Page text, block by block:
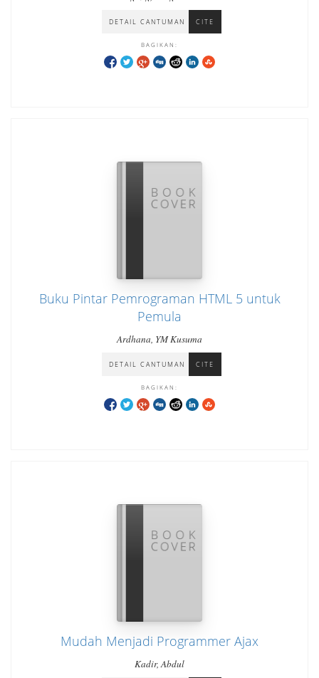
DETAIL CANTUMAN CITE
BAGIKAN:
Buku Pintar Pemrograman HTML 5 untuk
Pemula
Ardhana, YM Kusuma
DETAIL CANTUMAN CITE
BAGIKAN:
Mudah Menjadi Programmer Ajax
Kadir, Abdul